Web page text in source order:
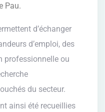
Pau.
d’échanger
d’emploi, des
professionnelle ou
du secteur.
ainsi été recueillies